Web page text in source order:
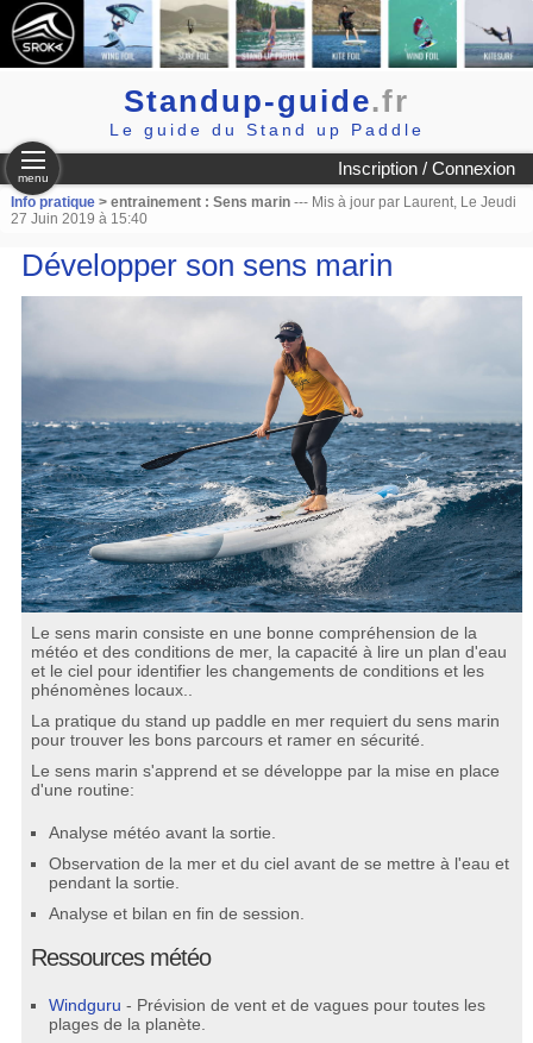
Standup-guide.fr
Le guide du Stand up Paddle
Inscription / Connexion
menu
Info pratique> entrainement : Sens marin--- Mis à jour par Laurent, Le Jeudi
27 Juin 2019 à 15:40
Développer son sens marin
Le sens marin consiste en une bonne compréhension de la
météo et des conditions de mer, la capacité à lire un plan d'eau
et le ciel pour identifier les changements de conditions et les
phénomènes locaux..
La pratique du stand up paddle en mer requiert du sens marin
pour trouver les bons parcours et ramer en sécurité.
Le sens marin s'apprend et se développe par la mise en place
d'une routine:
Analyse météo avant la sortie.
Observation de la mer et du ciel avant de se mettre à l'eau et
pendant la sortie.
Analyse et bilan en fin de session.
Ressources météo
Windguru - Prévision de vent et de vagues pour toutes les
plages de la planète.